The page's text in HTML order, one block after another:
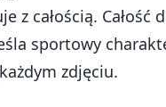
z całością. Całość
sportowy
zdjęciu.